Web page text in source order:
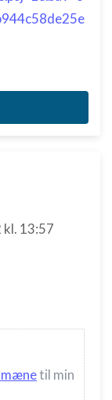
kl. 13:57
til min